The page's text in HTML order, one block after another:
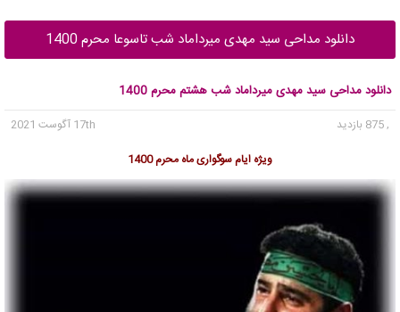
دانلود مداحی سید مهدی میرداماد شب تاسوعا محرم 1400
دانلود مداحی سید مهدی میرداماد شب هشتم محرم 1400
, 875 بازدید
17th آگوست 2021
ویژه ایام سوگواری ماه محرم 1400